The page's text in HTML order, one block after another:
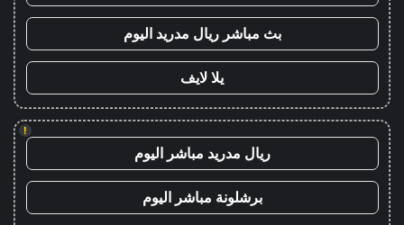
بث مباشر ريال مدريد اليوم
يلا لايف
!
ريال مدريد مباشر اليوم
برشلونة مباشر اليوم